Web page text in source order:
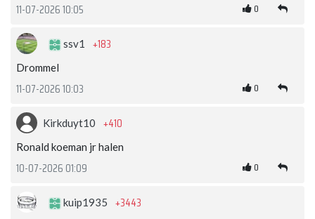
11-07-2026 10:05 0
ssv1 +183
Drommel
11-07-2026 10:03 0
Kirkduyt10 +410
Ronald koeman jr halen
10-07-2026 01:09 0
kuip1935 +3443